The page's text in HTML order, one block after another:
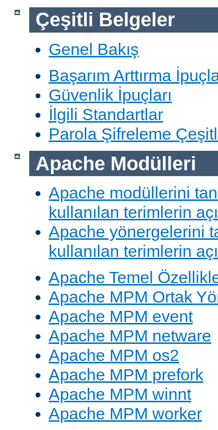
Çeşitli Belgeler
Genel Bakış
Başarım Arttırma
Güvenlik İpuçları
İlgili Standartlar
Parola Şifreleme
Apache Modülleri
Apache modüllerini
kullanılan terimlerin
Apache yönergelerini
kullanılan terimlerin
Apache Temel
Apache MPM Ortak
Apache MPM event
Apache MPM netware
Apache MPM os2
Apache MPM prefork
Apache MPM winnt
Apache MPM worker